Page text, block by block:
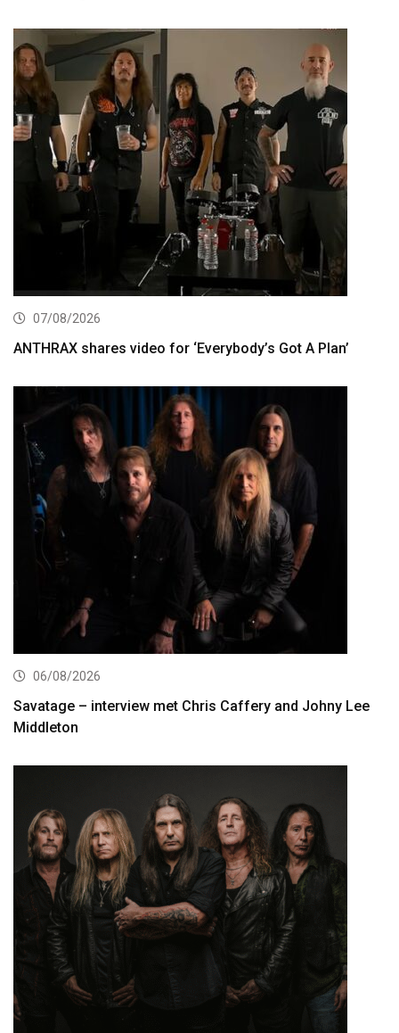
07/08/2026
ANTHRAX shares video for ‘Everybody’s Got A Plan’
06/08/2026
Savatage – interview met Chris Caffery and Johny Lee
Middleton